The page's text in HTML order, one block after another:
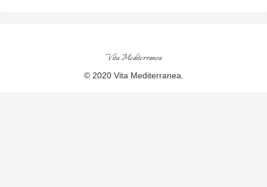
Vita Mediterranea
© 2020 Vita Mediterranea.